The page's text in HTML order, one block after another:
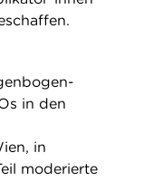
in den
in
moderierte